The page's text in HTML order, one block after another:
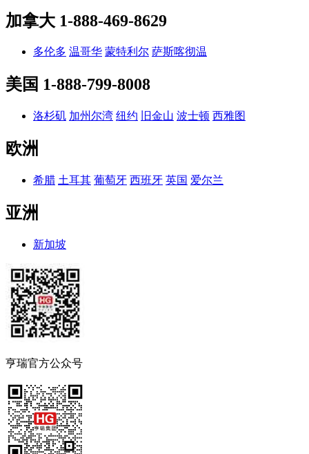
加拿大 1-888-469-8629
多伦多 温哥华 蒙特利尔 萨斯喀彻温
美国 1-888-799-8008
洛杉矶 加州尔湾 纽约 旧金山 波士顿 西雅图
欧洲
希腊 土耳其 葡萄牙 西班牙 英国 爱尔兰
亚洲
新加坡
亨瑞官方公众号